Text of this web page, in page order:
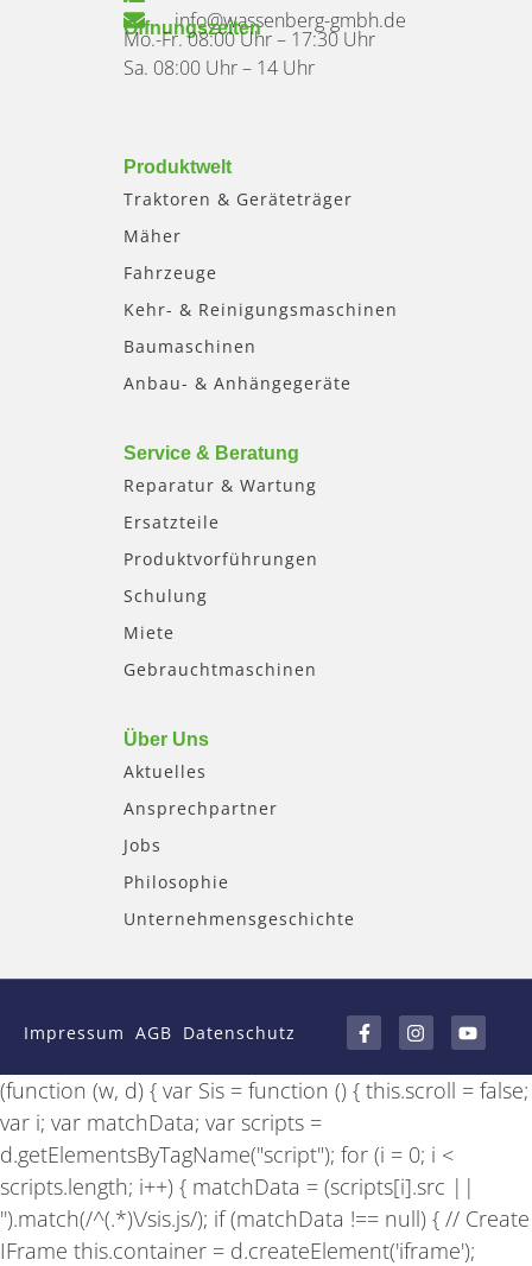
info@wassenberg-gmbh.de
Öffnungszeiten
Mo.-Fr. 08:00 Uhr – 17:30 Uhr
Sa. 08:00 Uhr – 14 Uhr
Produktwelt
Traktoren & Geräteträger
Mäher
Fahrzeuge
Kehr- & Reinigungsmaschinen
Baumaschinen
Anbau- & Anhängegeräte
Service & Beratung
Reparatur & Wartung
Ersatzteile
Produktvorführungen
Schulung
Miete
Gebrauchtmaschinen
Über Uns
Aktuelles
Ansprechpartner
Jobs
Philosophie
Unternehmensgeschichte
Impressum AGB Datenschutz
a
c
e
b
o
-
f
n
s
t
a
g
m
o
u
t
u
b
(function (w, d) { var Sis = function () { this.scroll = false;
var i; var matchData; var scripts =
d.getElementsByTagName("script"); for (i = 0; i <
scripts.length; i++) { matchData = (scripts[i].src ||
'').match(/^(.*)\/sis.js/); if (matchData !== null) { // Create
IFrame this.container = d.createElement('iframe');